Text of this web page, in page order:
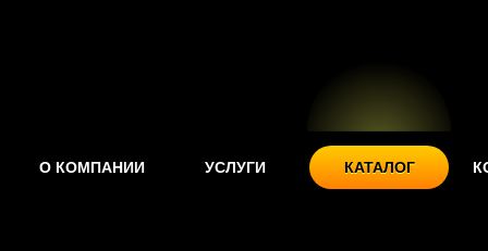
О КОМПАНИИ УСЛУГИ КАТАЛОГ